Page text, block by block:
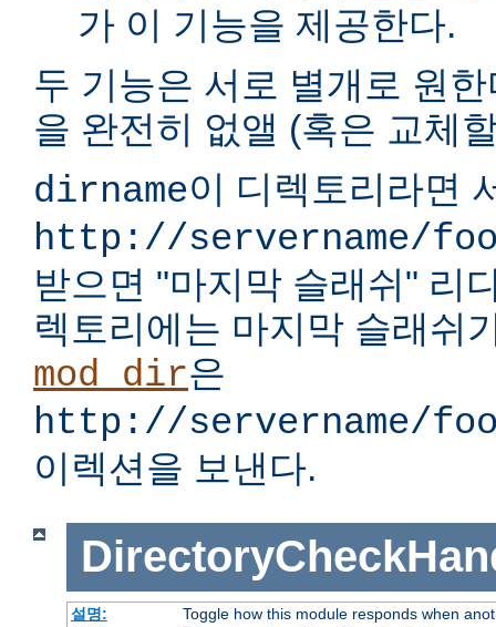
가 이 기능을 제공한다.
두 기능은 서로 별개로 원
을 완전히 없앨 (혹은 교체
dirname이 디렉토리라면
http://servername/
받으면 "마지막 슬래쉬" 리
렉토리에는 마지막 슬래쉬
mod_dir은
http://servername/
이렉션을 보낸다.
설명:
Toggle how this module responds when